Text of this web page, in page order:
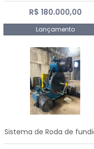
R$ 180.000,00
Lançamento
Sistema de Roda de